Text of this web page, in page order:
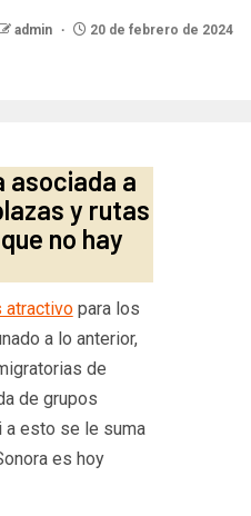
admin 20 de febrero de 2024
asociada a
y rutas
no hay
atractivopara los
a lo anterior,
de
de grupos
a esto se le suma
es hoy